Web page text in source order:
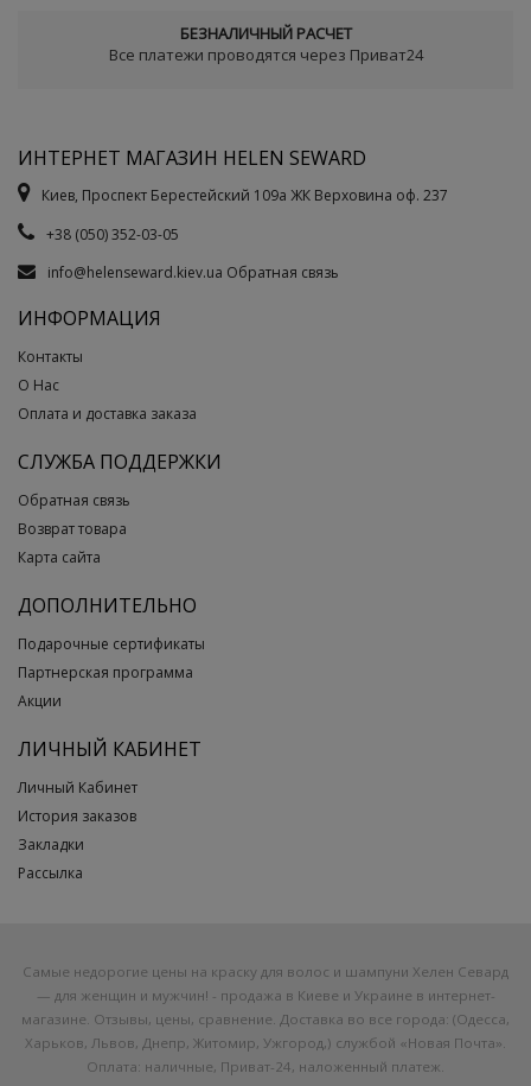
БЕЗНАЛИЧНЫЙ РАСЧЕТ
Все платежи проводятся через Приват24
ИНТЕРНЕТ МАГАЗИН HELEN SEWARD
Киев, Проспект Берестейский 109а ЖК Верховина оф. 237
+38 (050) 352-03-05
info@helenseward.kiev.ua Обратная связь
ИНФОРМАЦИЯ
Контакты
О Нас
Оплата и доставка заказа
СЛУЖБА ПОДДЕРЖКИ
Обратная связь
Возврат товара
Карта сайта
ДОПОЛНИТЕЛЬНО
Подарочные сертификаты
Партнерская программа
Акции
ЛИЧНЫЙ КАБИНЕТ
Личный Кабинет
История заказов
Закладки
Рассылка
Самые недорогие цены на краску для волос и шампуни Хелен Севард
— для женщин и мужчин! - продажа в Киеве и Украине в интернет-
магазине. Отзывы, цены, сравнение. Доставка во все города: (Одесса,
Харьков, Львов, Днепр, Житомир, Ужгород,) службой «Новая Почта».
Оплата: наличные, Приват-24, наложенный платеж.